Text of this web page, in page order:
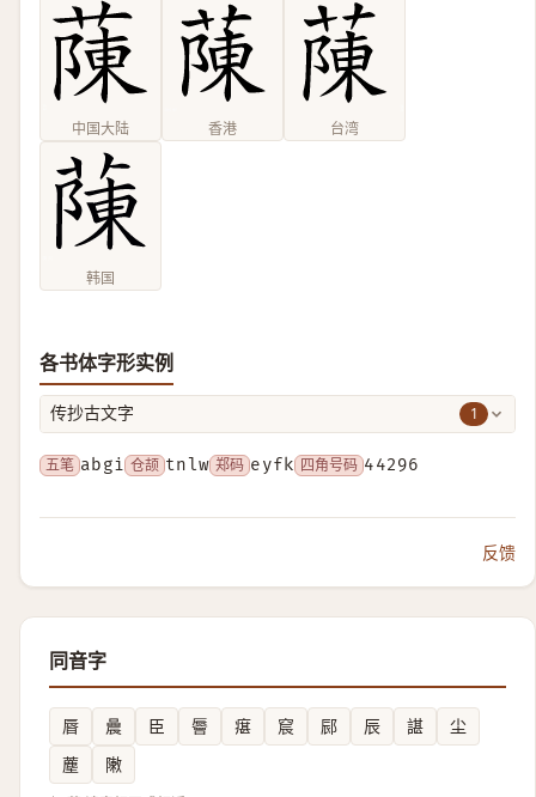
中国大陆 香港 台湾
韩国
各书体字形实例
传抄古文字 1
五笔 abgi 仓颉 tnlw 郑码 eyfk 四角号码 44296
反馈
同音字
㫳 曟 臣 䢈 瘎 䆣 䣅 辰 諶
尘
薼
敶